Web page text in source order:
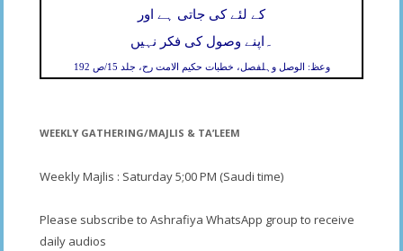
کے لئے کی جاتی ہے اور
اپنے وصول کی فکر نہیں ۔
وعظ: الوصل وہلفصل، خطبات حکیم الامت رح، جلد 15/ص 192
WEEKLY GATHERING/MAJLIS & TA’LEEM
Weekly Majlis : Saturday 5;00 PM (Saudi time)
Please subscribe to Ashrafiya WhatsApp group to receive
daily audios